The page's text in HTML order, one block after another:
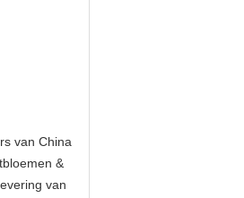
van China
&
van